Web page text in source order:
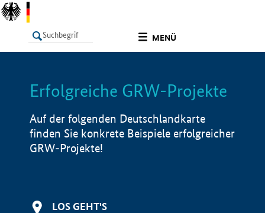
MENÜ
LISTE Info
Erfolgreiche GRW-Projekte
Auf der folgenden Deutschlandkarte
finden Sie konkrete Beispiele erfolgreicher
GRW-Projekte!
LOS GEHT'S